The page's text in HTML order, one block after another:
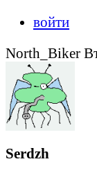
войти
North_Biker
Serdzh